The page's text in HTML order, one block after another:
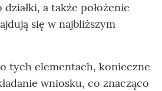
a także położenie
się w najbliższym
tych elementach, konieczne
wniosku, co znacząco